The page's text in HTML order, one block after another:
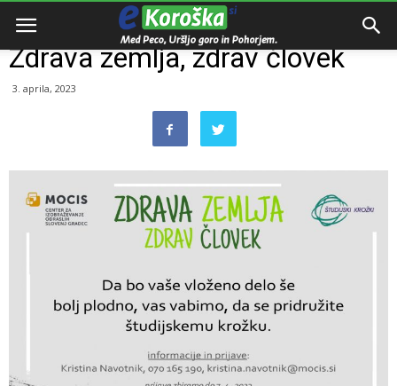
Domov
Zdrava zemlja, zdrav človek
3. aprila, 2023